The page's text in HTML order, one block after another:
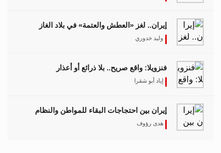
إيران.. لغز «العطش والعتمة» في بلاد الغاز
وليد خدوري
فنزويلا: واقع صريح.. بلا ذرائع أو أعذار
إياد أبو شقرا
إيران بين احتجاجات البقاء للمواطن والنظام
هدى رؤوف